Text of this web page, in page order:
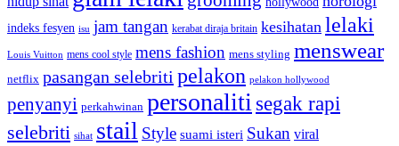
indeks fesyen isu jam tangan kerabat diraja britain kesihatan lelaki
Louis Vuitton mens cool style mens fashion mens styling menswear
netflix pasangan selebriti pelakon pelakon hollywood
penyanyi perkahwinan personalitisegak rapi
selebriti sihat stail Style suami isteri Sukan viral